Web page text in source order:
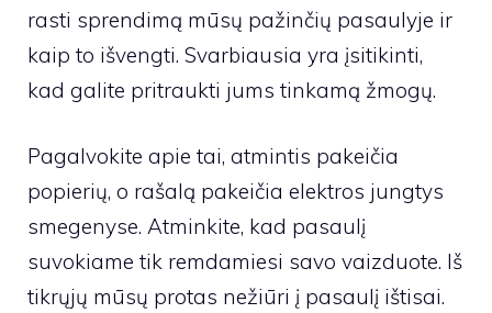
rasti sprendimą mūsų pažinčių pasaulyje ir
kaip to išvengti. Svarbiausia yra įsitikinti,
kad galite pritraukti jums tinkamą žmogų.
Pagalvokite apie tai, atmintis pakeičia
popierių, o rašalą pakeičia elektros jungtys
smegenyse. Atminkite, kad pasaulį
suvokiame tik remdamiesi savo vaizduote. Iš
tikrųjų mūsų protas nežiūri į pasaulį ištisai.